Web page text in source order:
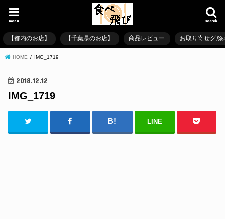
search
menu
【都内のお店】 【千葉県のお店】 商品レビュー お取り寄せグル
HOME IMG_1719
2018.12.12
IMG_1719
LINE